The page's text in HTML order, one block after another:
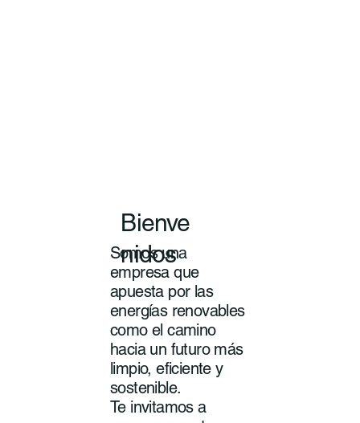
Bienve
nidos
Somos una
empresa que
apuesta por las
energías renovables
como el camino
hacia un futuro más
limpio, eficiente y
sostenible.
Te invitamos a